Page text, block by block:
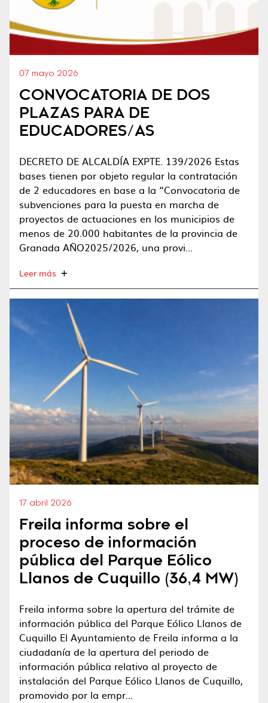
07 mayo 2026
CONVOCATORIA DE DOS
PLAZAS PARA DE
EDUCADORES/AS
DECRETO DE ALCALDÍA EXPTE. 139/2026 Estas
bases tienen por objeto regular la contratación
de 2 educadores en base a la “Convocatoria de
subvenciones para la puesta en marcha de
proyectos de actuaciones en los municipios de
menos de 20.000 habitantes de la provincia de
Granada AÑO2025/2026, una provi...
Leer más
17 abril 2026
Freila informa sobre el
proceso de información
pública del Parque Eólico
Llanos de Cuquillo (36,4 MW)
Freila informa sobre la apertura del trámite de
información pública del Parque Eólico Llanos de
Cuquillo El Ayuntamiento de Freila informa a la
ciudadanía de la apertura del periodo de
información pública relativo al proyecto de
instalación del Parque Eólico Llanos de Cuquillo,
promovido por la empr...